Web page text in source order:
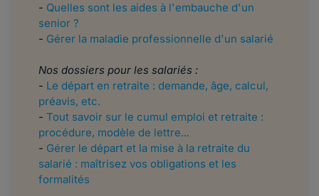
- Quelles sont les aides à l'embauche d'un
senior ?
- Gérer la maladie professionnelle d'un salarié
Nos dossiers pour les salariés :
- Le départ en retraite : demande, âge, calcul,
préavis, etc.
- Tout savoir sur le cumul emploi et retraite :
procédure, modèle de lettre...
- Gérer le départ et la mise à la retraite du
salarié : maîtrisez vos obligations et les
formalités